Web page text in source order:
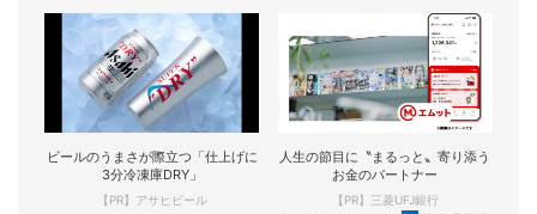
ビールのうまさが際立つ「仕上げに
3分冷凍庫DRY」
【PR】アサヒビール
人生の節目に〝まるっと〟寄り添う
お金のパートナー
【PR】三菱UFJ銀行